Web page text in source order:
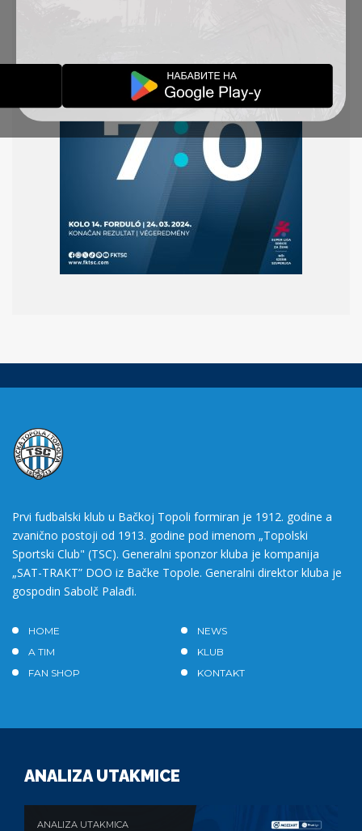
Prvi fudbalski klub u Bačkoj Topoli formiran je 1912. godine a
zvanično postoji od 1913. godine pod imenom „Topolski
Sportski Club" (TSC). Generalni sponzor kluba je kompanija
„SAT-TRAKT” DOO iz Bačke Topole. Generalni direktor kluba je
gospodin Sabolč Palađi.
HOME
NEWS
A TIM
KLUB
FAN SHOP
KONTAKT
ANALIZA UTAKMICE
ANALIZA UTAKMICA